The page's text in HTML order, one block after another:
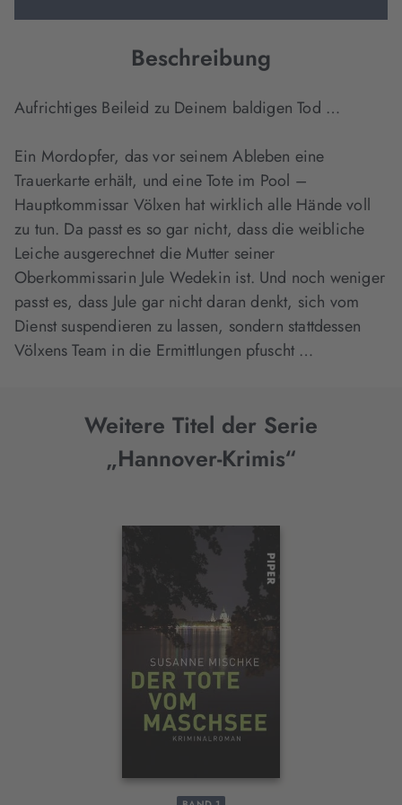
Beschreibung
Aufrichtiges Beileid zu Deinem baldigen Tod …
Ein Mordopfer, das vor seinem Ableben eine
Trauerkarte erhält, und eine Tote im Pool –
Hauptkommissar Völxen hat wirklich alle Hände voll
zu tun. Da passt es so gar nicht, dass die weibliche
Leiche ausgerechnet die Mutter seiner
Oberkommissarin Jule Wedekin ist. Und noch weniger
passt es, dass Jule gar nicht daran denkt, sich vom
Dienst suspendieren zu lassen, sondern stattdessen
Völxens Team in die Ermittlungen pfuscht …
Weitere Titel der Serie
„Hannover-Krimis“